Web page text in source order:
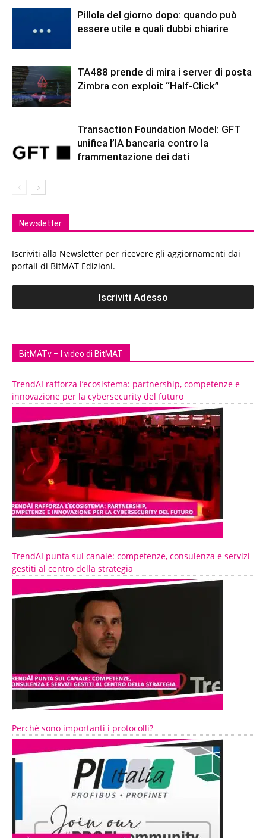
Pillola del giorno dopo: quando può
essere utile e quali dubbi chiarire
TA488 prende di mira i server di posta
Zimbra con exploit “Half-Click”
Transaction Foundation Model: GFT
unifica l’IA bancaria contro la
frammentazione dei dati
Newsletter
Iscriviti alla Newsletter per ricevere gli aggiornamenti dai
portali di BitMAT Edizioni.
BitMATv – I video di BitMAT
TrendAI rafforza l’ecosistema: partnership, competenze e
innovazione per la cybersecurity del futuro
TrendAI punta sul canale: competenze, consulenza e servizi
gestiti al centro della strategia
Perché sono importanti i protocolli?